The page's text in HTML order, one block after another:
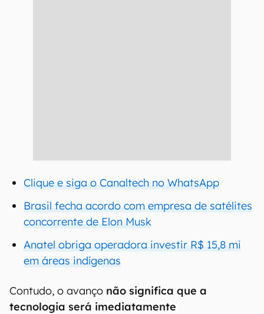
Clique e siga o Canaltech no WhatsApp
Brasil fecha acordo com empresa de satélites
concorrente de Elon Musk
Anatel obriga operadora investir R$ 15,8 mi
em áreas indígenas
Contudo, o avanço não significa que a
tecnologia será imediatamente